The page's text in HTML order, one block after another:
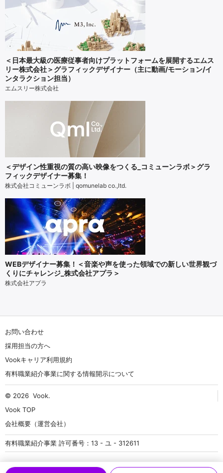
＜日本最大級の医療従事者向けプラットフォームを展開するエムス
リー株式会社＞グラフィックデザイナー（主に動画/モーション/イ
ンタラクション担当）
エムスリー株式会社
＜デザイン性重視の質の高い映像をつくる_コミューンラボ＞グラ
フィックデザイナー募集！
株式会社コミューンラボ | qomunelab co.,ltd.
WEBデザイナー募集！＜音楽や声を使った領域での新しい世界観づ
くりにチャレンジ_株式会社アプラ＞
株式会社アプラ
お問い合わせ
採用担当の方へ
Vookキャリア利用規約
有料職業紹介事業に関する情報開示について
© 2026 Vook.
Vook TOP
会社概要（運営会社）
有料職業紹介事業 許可番号：13 - ユ - 312611